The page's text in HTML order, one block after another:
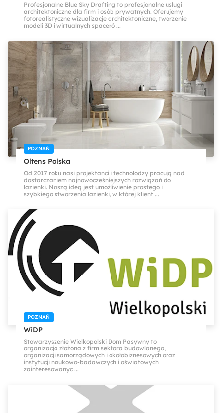
Profesjonalne Blue Sky Drafting to profesjonalne usługi
architektoniczne dla firm i osób prywatnych. Oferujemy
fotorealistyczne wizualizacje architektoniczne, tworzenie
modeli 3D i wirtualnych spaceró ...
POZNAŃ
Oltens Polska
Od 2017 roku nasi projektanci i technolodzy pracują nad
dostarczaniem najnowocześniejszych rozwiązań do
łazienki. Naszą ideą jest umożliwienie prostego i
szybkiego stworzenia łazienki, w której klient ...
POZNAŃ
WiDP
Stowarzyszenie Wielkopolski Dom Pasywny to
organizacja złożona z firm sektora budowlanego,
organizacji samorządowych i okołobiznesowych oraz
instytucji naukowo-badawczych i oświatowych
zainteresowanyc ...